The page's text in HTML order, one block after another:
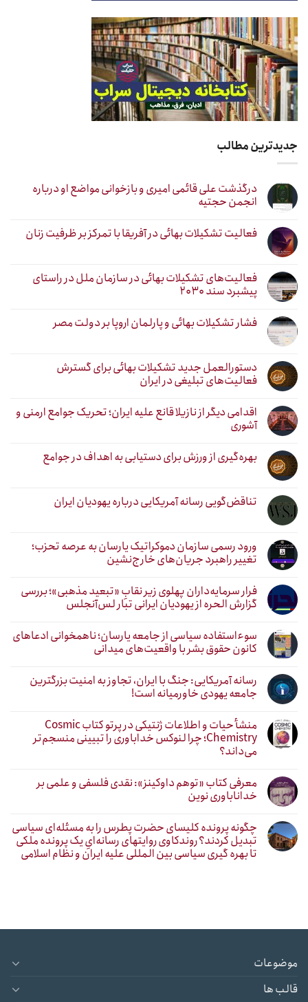
جدیدترین مطالب
درگذشت علی قائمی امیری و بازخوانی مواضع او درباره
انجمن حجتیه
فعالیت تشکیلات بهائی در آفریقا با تمرکز بر ظرفیت زنان
فعالیت‌های تشکیلات بهائی در سازمان ملل در راستای
پیشبرد سند ۲۰۳۰
فشار تشکیلات بهائی و پارلمان اروپا بر دولت مصر
دستورالعمل جدید تشکیلات بهائی برای گسترش
فعالیت‌های تبلیغی در ایران
اقدامی دیگر از نازیلا قانع علیه ایران؛ تحریک جوامع ارمنی و
آشوری
بهره‌گیری از ورزش برای دستیابی به اهداف در جوامع
تناقض‌گویی رسانه آمریکایی درباره یهودیان ایران
ورود رسمی سازمان دموکراتیک یارسان به عرصه تحزب؛
تغییر راهبرد جریان‌های خارج‌نشین
فرار سرمایه‌داران پهلوی زیر نقابِ «تبعید مذهبی»؛ بررسی
گزارش الحره از یهودیان ایرانی تبار لس‌آنجلس
سوءاستفاده سیاسی از جامعه یارسان؛ ناهمخوانی ادعاهای
کانون حقوق بشر با واقعیت‌های میدانی
رسانه آمریکایی: جنگ با ایران، تجاوز به امنیت بزرگترین
جامعه یهودی خاورمیانه است!
منشأ حیات و اطلاعات ژنتیکی در پرتو کتاب Cosmic
Chemistry؛ چرا لنوکس خداباوری را تبیینی منسجم‌تر
می‌داند؟
معرفی کتاب «توهم داوکینز»: نقدی فلسفی و علمی بر
خداناباوری نوین
چگونه پرونده کلیسای حضرت پطرس را به مسئله‌ای سیاسی
تبدیل کردند؟ روندکاوی روایتهای رسانه‌ایِ یک پرونده ملکی
تا بهره گیری سیاسی بین المللی علیه ایران و نظام اسلامی
موضوعات
قالب ها